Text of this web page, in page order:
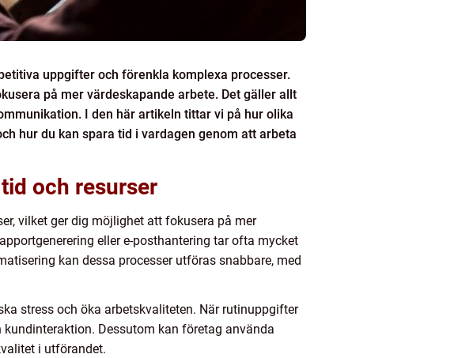
uppgifter och förenkla komplexa processer.
på mer värdeskapande arbete. Det gäller allt
I den här artikeln tittar vi på hur olika
hur du kan spara tid i vardagen genom att arbeta
och resurser
vilket ger dig möjlighet att fokusera på mer
eller e-posthantering tar ofta mycket
kan dessa processer utföras snabbare, med
stress och öka arbetskvaliteten. När rutinuppgifter
Dessutom kan företag använda
i utförandet.